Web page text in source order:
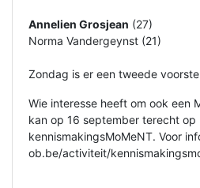
Annelien Grosjean (27)
Norma Vandergeynst (21)
Zondag is er een tweede
Wie interesse heeft om ook een
kan op 16 september terecht op
kennismakingsMoMeNT. Voor
ob.be/activiteit/